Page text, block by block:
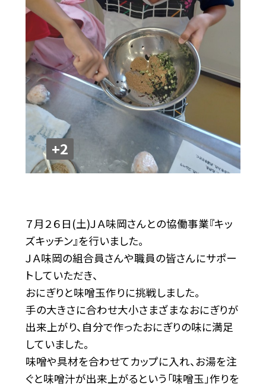
+2
７月２６日(土)ＪＡ味岡さんとの協働事業『キッ
ズキッチン』を行いました。
ＪＡ味岡の組合員さんや職員の皆さんにサポー
トしていただき、
おにぎりと味噌玉作りに挑戦しました。
手の大きさに合わせ大小さまざまなおにぎりが
出来上がり、自分で作ったおにぎりの味に満足
していました。
味噌や具材を合わせてカップに入れ、お湯を注
ぐと味噌汁が出来上がるという「味噌玉」作りを